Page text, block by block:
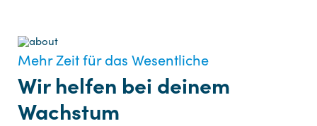
Mehr Zeit für das Wesentliche
Wir helfen bei deinem
Wachstum